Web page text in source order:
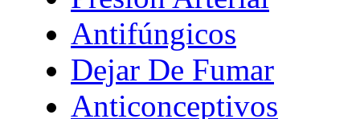
Antifúngicos
Dejar De Fumar
Anticonceptivos